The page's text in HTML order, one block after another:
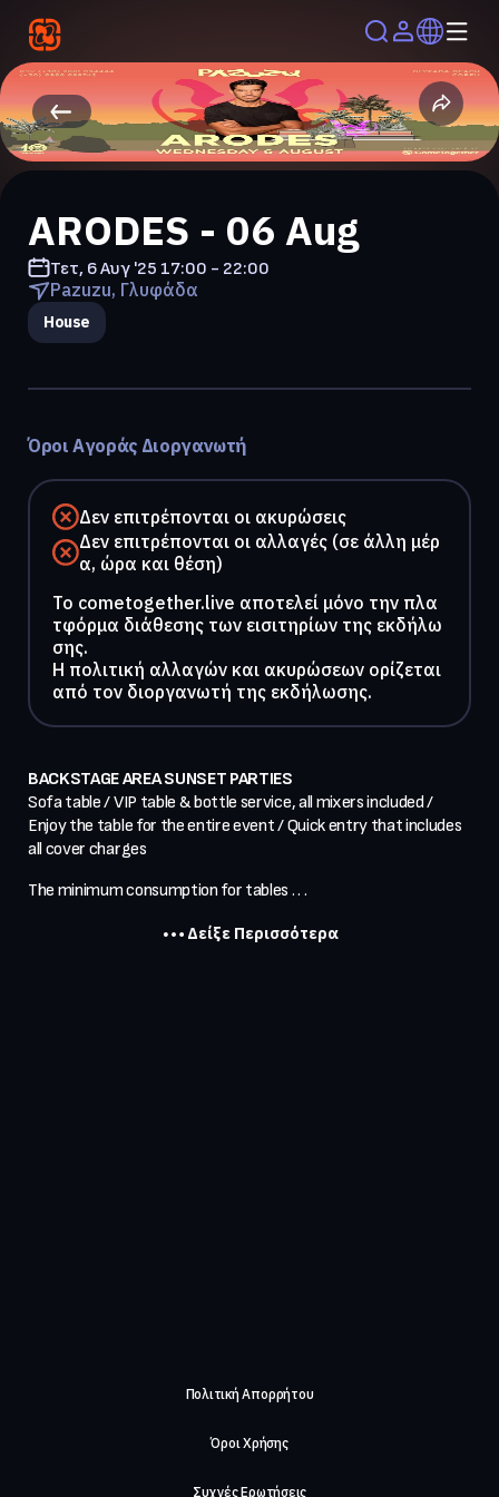
ARODES - 06 Aug
Τετ, 6 Αυγ '25 17:00 - 22:00
Pazuzu, Γλυφάδα
House
Όροι Αγοράς Διοργανωτή
Δεν επιτρέπονται οι ακυρώσεις
Δεν επιτρέπονται οι αλλαγές (σε άλλη μέρ
α, ώρα και θέση)
To cometogether.live αποτελεί μόνο την πλα
τφόρμα διάθεσης των εισιτηρίων της εκδήλω
σης.
Η πολιτική αλλαγών και ακυρώσεων ορίζεται
από τον διοργανωτή της εκδήλωσης.
BACKSTAGE AREA SUNSET PARTIES
Sofa table / VIP table & bottle service, all mixers included /
Enjoy the table for the entire event / Quick entry that includes
all cover charges
The minimum consumption for tables . . .
Δείξε Περισσότερα
Πολιτική Απορρήτου
Όροι Χρήσης
Συχνές Ερωτήσεις